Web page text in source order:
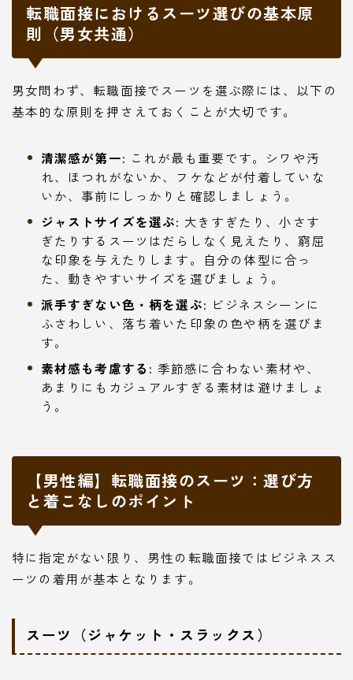
転職面接におけるスーツ選びの基本原
則（男女共通）
男女問わず、転職面接でスーツを選ぶ際には、以下の
基本的な原則を押さえておくことが大切です。
清潔感が第一: これが最も重要です。シワや汚
れ、ほつれがないか、フケなどが付着していな
いか、事前にしっかりと確認しましょう。
ジャストサイズを選ぶ: 大きすぎたり、小さす
ぎたりするスーツはだらしなく見えたり、窮屈
な印象を与えたりします。自分の体型に合っ
た、動きやすいサイズを選びましょう。
派手すぎない色・柄を選ぶ: ビジネスシーンに
ふさわしい、落ち着いた印象の色や柄を選びま
す。
素材感も考慮する: 季節感に合わない素材や、
あまりにもカジュアルすぎる素材は避けましょ
う。
【男性編】転職面接のスーツ：選び方
と着こなしのポイント
特に指定がない限り、男性の転職面接ではビジネスス
ーツの着用が基本となります。
スーツ（ジャケット・スラックス）